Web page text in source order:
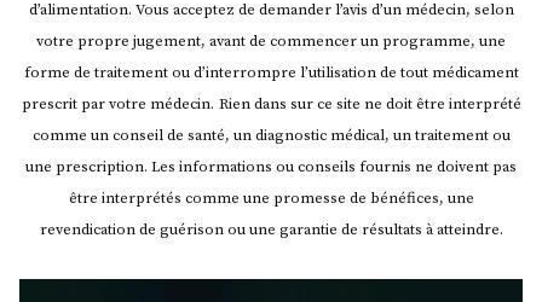
d’alimentation. Vous acceptez de demander l’avis d’un médecin, selon
votre propre jugement, avant de commencer un programme, une
forme de traitement ou d’interrompre l’utilisation de tout médicament
prescrit par votre médecin. Rien dans sur ce site ne doit être interprété
comme un conseil de santé, un diagnostic médical, un traitement ou
une prescription. Les informations ou conseils fournis ne doivent pas
être interprétés comme une promesse de bénéfices, une
revendication de guérison ou une garantie de résultats à atteindre.